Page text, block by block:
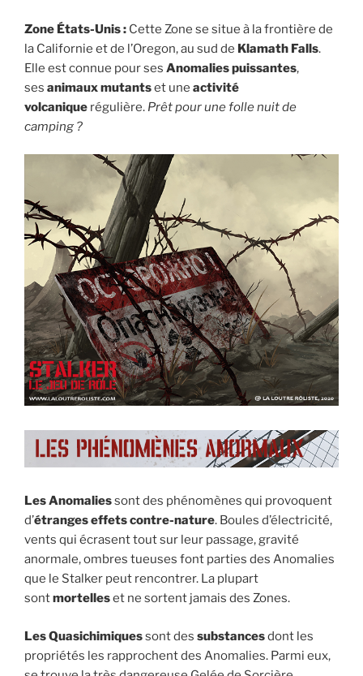
Zone États-Unis : Cette Zone se situe à la frontière de
la Californie et de l’Oregon, au sud de Klamath Falls.
Elle est connue pour ses Anomalies puissantes,
ses animaux mutantset une activité
volcanique régulière. Prêt pour une folle nuit de
camping ?
Les Anomaliessont des phénomènes qui provoquent
d’étranges effets contre-nature. Boules d’électricité,
vents qui écrasent tout sur leur passage, gravité
anormale, ombres tueuses font parties des Anomalies
que le Stalker peut rencontrer. La plupart
sontmortelleset ne sortent jamais des Zones.
Les Quasichimiquessont des substancesdont les
propriétés les rapprochent des Anomalies. Parmi eux,